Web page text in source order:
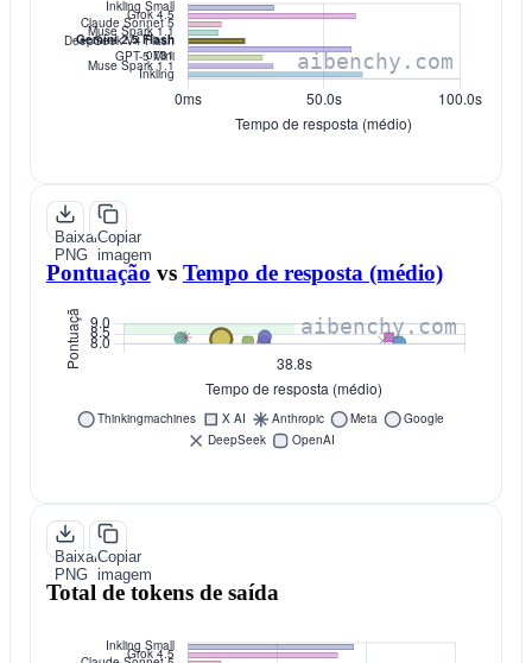
Baixar
PNG
Copiar
imagem
Pontuação vs Tempo de resposta (médio)
Baixar
PNG
Copiar
imagem
Total de tokens de saída